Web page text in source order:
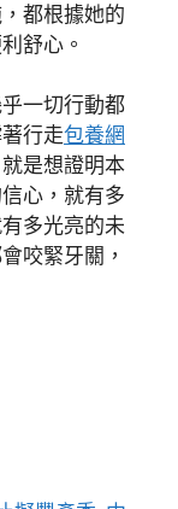
都根據她的
舒心。
一切行動都
行走包養網
是想證明本
心，就有多
多光亮的未
咬緊牙關，